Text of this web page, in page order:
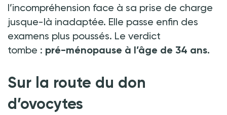
l’incompréhension face à sa prise de charge
jusque-là inadaptée. Elle passe enfin des
examens plus poussés. Le verdict
tombe : pré-ménopause à l’âge de 34 ans.
Sur la route du don
d’ovocytes